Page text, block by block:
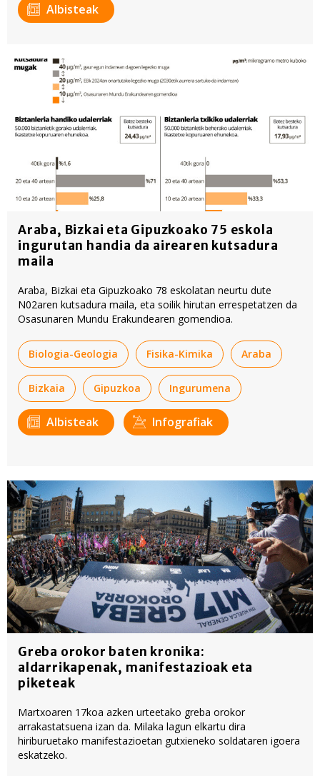
Albisteak
Araba, Bizkai eta Gipuzkoako 75 eskola
ingurutan handia da airearen kutsadura
maila
Araba, Bizkai eta Gipuzkoako 78 eskolatan neurtu dute
N02aren kutsadura maila, eta soilik hirutan errespetatzen da
Osasunaren Mundu Erakundearen gomendioa.
Biologia-Geologia Fisika-Kimika Araba
Bizkaia Gipuzkoa Ingurumena
Albisteak Infografiak
Greba orokor baten kronika:
aldarrikapenak, manifestazioak eta
piketeak
Martxoaren 17koa azken urteetako greba orokor
arrakastatsuena izan da. Milaka lagun elkartu dira
hiriburuetako manifestazioetan gutxieneko soldataren igoera
eskatzeko.